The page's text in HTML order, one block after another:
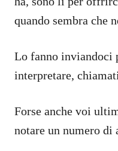
quando sembra che
Lo fanno inviandoci
interpretare,
Forse anche voi
notare un numero